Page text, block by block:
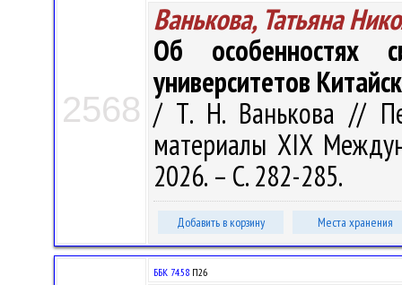
2568
Ванькова, Татьяна
Об особенностях
университетов
/ Т. Н. Ванькова //
материалы XIX
2026. – С. 282-285.
Добавить в корзину Места хранения
ББК 74.58 П26